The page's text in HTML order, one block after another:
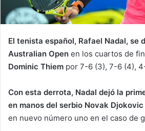
El tenista español, Rafael Nadal, se
Australian Open en los cuartos de
Dominic Thiem por 7-6 (3), 7-6 (4),
Con esta derrota, Nadal dejó la
en manos del serbio Novak Djokovic
en nuevo número uno en el caso de